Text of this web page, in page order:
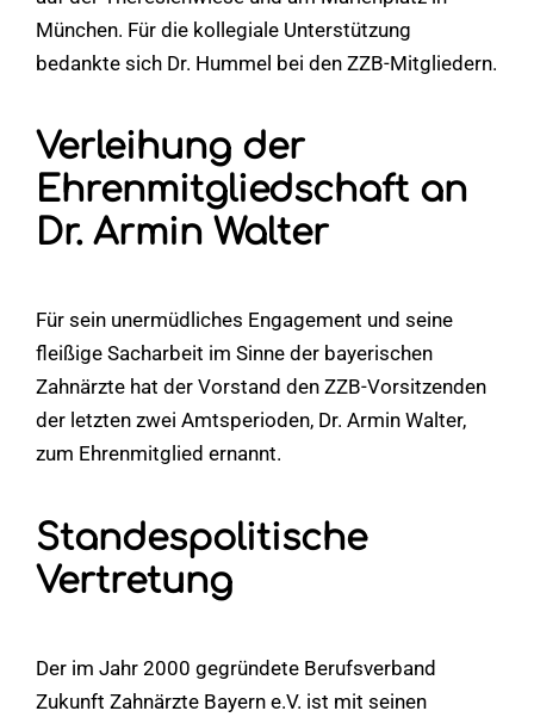
München. Für die kollegiale Unterstützung
bedankte sich Dr. Hummel bei den ZZB-Mitgliedern.
Verleihung der
Ehrenmitgliedschaft an
Dr. Armin Walter
Für sein unermüdliches Engagement und seine
fleißige Sacharbeit im Sinne der bayerischen
Zahnärzte hat der Vorstand den ZZB-Vorsitzenden
der letzten zwei Amtsperioden, Dr. Armin Walter,
zum Ehrenmitglied ernannt.
Standespolitische
Vertretung
Der im Jahr 2000 gegründete Berufsverband
Zukunft Zahnärzte Bayern e.V. ist mit seinen